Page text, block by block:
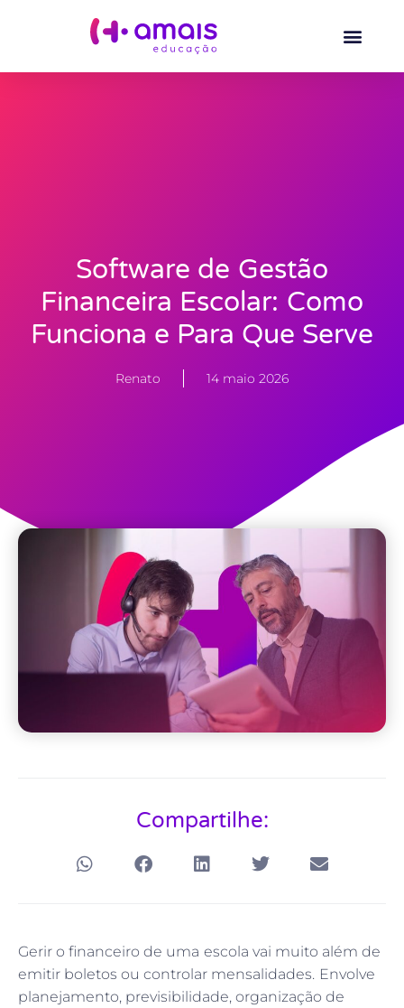
Software de Gestão
Financeira Escolar: Como
Funciona e Para Que Serve
Renato 14 maio 2026
Compartilhe:
Gerir o financeiro de uma escola vai muito além de
emitir boletos ou controlar mensalidades. Envolve
planejamento, previsibilidade, organização de